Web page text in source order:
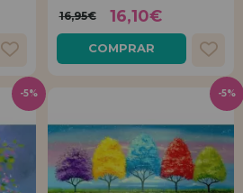
16,95€
16,10€
COMPRAR
-5% -5%